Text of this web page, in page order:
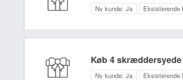
Ny kunde: Ja Eksisterende
Køb 4
Ny kunde: Ja Eksisterende